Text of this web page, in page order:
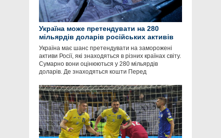
Україна може претендувати на 280
мільярдів доларів російських активів
Україна має шанс претендувати на заморожені
активи Росії, які знаходяться в різних країнах світу.
Сумарно вони оцінюються у 280 мільярдів
доларів. Де знаходяться кошти Перед